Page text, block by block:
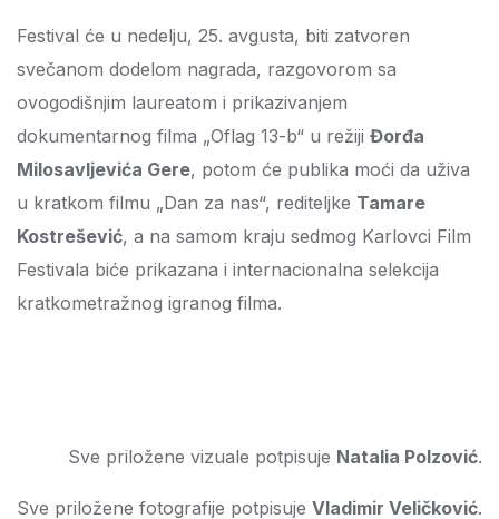
Festival će u nedelju, 25. avgusta, biti zatvoren
svečanom dodelom nagrada, razgovorom sa
ovogodišnjim laureatom i prikazivanjem
dokumentarnog filma „Oflag 13-b“ u režiji Đorđa
Milosavljevića Gere, potom će publika moći da uživa
u kratkom filmu „Dan za nas“, rediteljke Tamare
Kostrešević, a na samom kraju sedmog Karlovci Film
Festivala biće prikazana i internacionalna selekcija
kratkometražnog igranog filma.
Sve priložene vizuale potpisuje Natalia Polzović.
Sve priložene fotografije potpisuje Vladimir Veličković.